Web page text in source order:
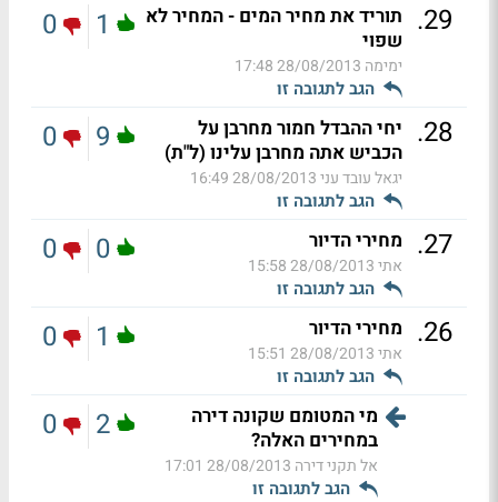
29
. תוריד את מחיר המים - המחיר לא
שפוי
ימימה 28/08/2013 17:48
הגב לתגובה זו
1
0
28
. יחי ההבדל חמור מחרבן על
הכביש אתה מחרבן עלינו (ל"ת)
יגאל עובד עני28/08/2013 16:49
הגב לתגובה זו
9
0
27
. מחירי הדיור
אתי28/08/2013 15:58
הגב לתגובה זו
0
0
26
. מחירי הדיור
אתי28/08/2013 15:51
הגב לתגובה זו
1
0
מי המטומם שקונה דירה
במחירים האלה?
אל תקני דירה 28/08/2013 17:01
הגב לתגובה זו
2
0